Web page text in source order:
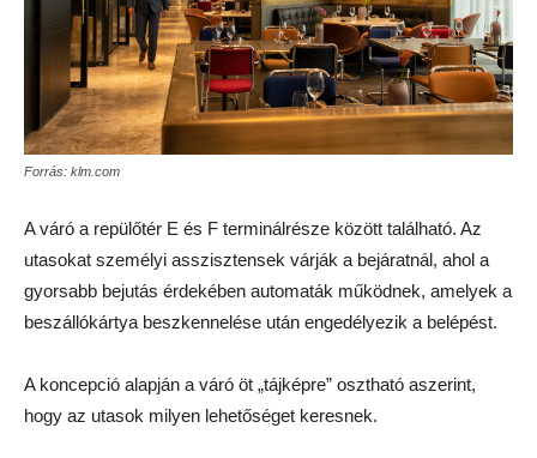
Forrás: klm.com
A váró a repülőtér E és F terminálrésze között található. Az
utasokat személyi asszisztensek várják a bejáratnál, ahol a
gyorsabb bejutás érdekében automaták működnek, amelyek a
beszállókártya beszkennelése után engedélyezik a belépést.
A koncepció alapján a váró öt „tájképre” osztható aszerint,
hogy az utasok milyen lehetőséget keresnek.